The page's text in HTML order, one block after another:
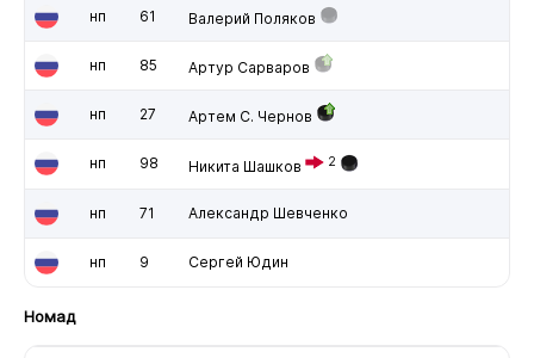
нп 61 Валерий Поляков
нп 85 Артур Сарваров
нп 27 Артем С. Чернов
нп 98 Никита Шашков 2
нп 71 Александр Шевченко
нп 9 Сергей Юдин
Номад